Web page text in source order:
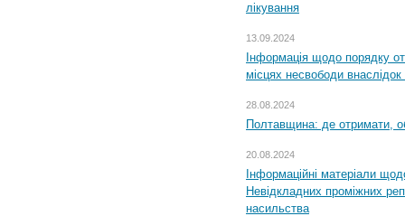
лікування
13.09.2024
Інформація щодо порядку
місцях несвободи внаслідок
28.08.2024
Полтавщина: де отримати,
20.08.2024
Інформаційні матеріали
Невідкладних проміжних
насильства